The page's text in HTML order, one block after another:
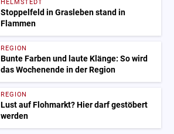
HELMSTEDT
Stoppelfeld in Grasleben stand in
Flammen
REGION
Bunte Farben und laute Klänge: So wird
das Wochenende in der Region
REGION
Lust auf Flohmarkt? Hier darf gestöbert
werden